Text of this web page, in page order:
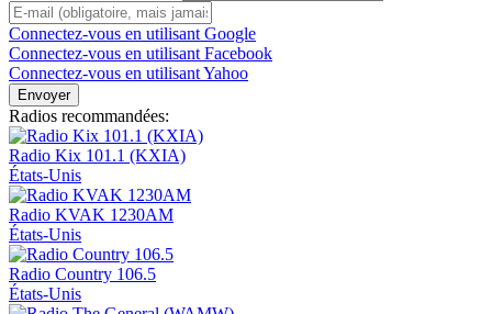
Connectez-vous en utilisant Google
Connectez-vous en utilisant Facebook
Connectez-vous en utilisant Yahoo
Envoyer
Radios recommandées:
Radio Kix 101.1 (KXIA)
États-Unis
Radio KVAK 1230AM
États-Unis
Radio Country 106.5
États-Unis